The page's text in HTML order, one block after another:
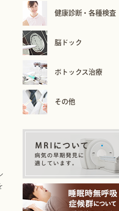
健康診断・各種検査
脳ドック
ボトックス治療
その他